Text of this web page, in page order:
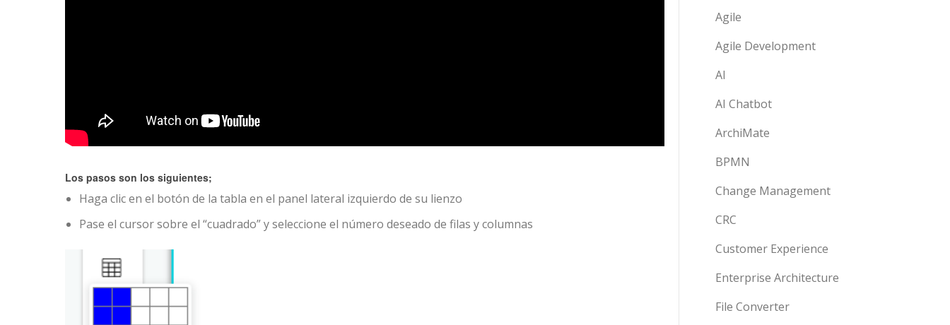
Los pasos son los siguientes;
Haga clic en el botón de la tabla en el panel lateral izquierdo de su lienzo
Pase el cursor sobre el “cuadrado” y seleccione el número deseado de filas y columnas
Agile
Agile Development
AI
AI Chatbot
ArchiMate
BPMN
Change Management
CRC
Customer Experience
Enterprise Architecture
File Converter